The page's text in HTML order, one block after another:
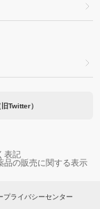
Twitter）
表記
品の販売に関する表示
プライバシーセンター